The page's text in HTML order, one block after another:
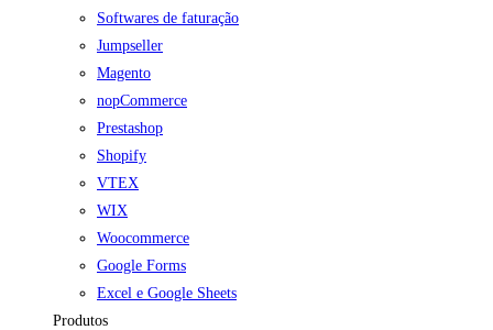
Softwares de faturação
Jumpseller
Magento
nopCommerce
Prestashop
Shopify
VTEX
WIX
Woocommerce
Google Forms
Excel e Google Sheets
Produtos